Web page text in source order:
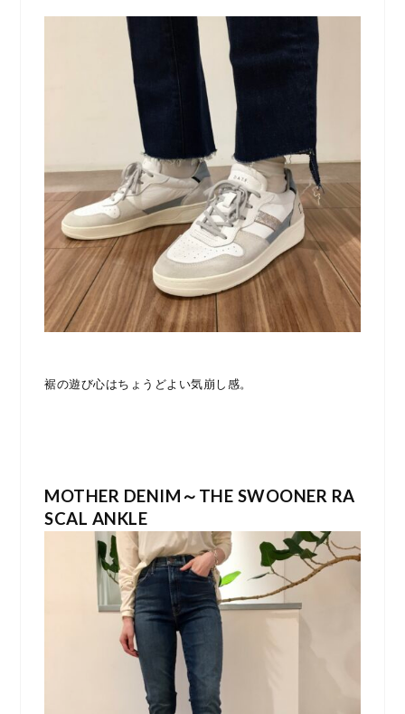
裾の遊び心はちょうどよい気崩し感。
MOTHER DENIM～THE SWOONER RA
SCAL ANKLE